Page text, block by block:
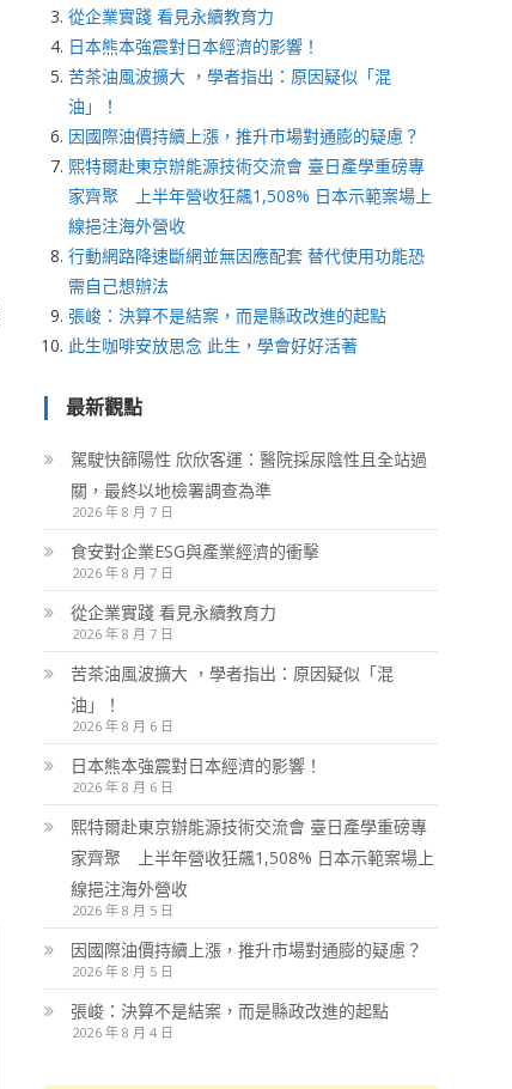
從企業實踐 看見永續教育力
日本熊本強震對日本經濟的影響！
苦茶油風波擴大 ，學者指出：原因疑似「混
油」！
因國際油價持續上漲，推升市場對通膨的疑慮？
熙特爾赴東京辦能源技術交流會 臺日產學重磅專
家齊聚 上半年營收狂飆1,508% 日本示範案場上
線挹注海外營收
行動網路降速斷網並無因應配套 替代使用功能恐
需自己想辦法
張峻：決算不是結案，而是縣政改進的起點
此生咖啡安放思念 此生，學會好好活著
最新觀點
駕駛快篩陽性 欣欣客運：醫院採尿陰性且全站過
關，最終以地檢署調查為準
2026 年 8 月 7 日
食安對企業ESG與產業經濟的衝擊
2026 年 8 月 7 日
從企業實踐 看見永續教育力
2026 年 8 月 7 日
苦茶油風波擴大 ，學者指出：原因疑似「混
油」！
2026 年 8 月 6 日
日本熊本強震對日本經濟的影響！
2026 年 8 月 6 日
熙特爾赴東京辦能源技術交流會 臺日產學重磅專
家齊聚 上半年營收狂飆1,508% 日本示範案場上
線挹注海外營收
2026 年 8 月 5 日
因國際油價持續上漲，推升市場對通膨的疑慮？
2026 年 8 月 5 日
張峻：決算不是結案，而是縣政改進的起點
2026 年 8 月 4 日